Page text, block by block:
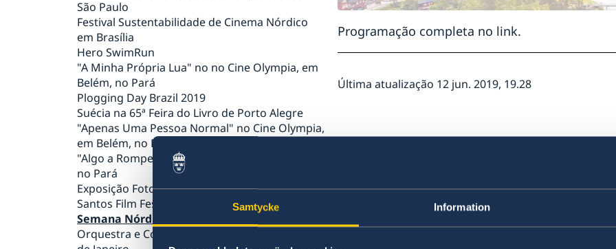
Samtycke Information
Suécia aumenta sua contribuição para a ação
climática nos países em desenvolvimento
Discurso do Primeiro Ministro Stefan Löfven na
Reunião de Alto Nível em Pequim+25
Discurso do Primeiro Ministro Stefan Löfven no
Debate Geral da 75ª Sessão da Assembleia
Geral da Organização das Nações Unidas
Amigos em Defesa da Democracia
O trabalho da Suécia por uma recuperação
verde da crise provocada pela pandemia de
COVID-19
Embaixada da Suécia lança edição da
quarentena do concurso Pais Presentes
Estratégia da Suécia em resposta à pandemia
de COVID-19
COVID-19: Discurso de Sua Majestade o Rei à
São Paulo
Festival Sustentabilidade de Cinema Nórdico
em Brasília
Hero SwimRun
"A Minha Própria Lua" no no Cine Olympia, em
Belém, no Pará
Plogging Day Brazil 2019
Suécia na 65ª Feira do Livro de Porto Alegre
"Apenas Uma Pessoa Normal" no Cine Olympia,
em Belém, no Pará
"Algo a Romper" no Cine Olympia, em Belém,
no Pará
Exposição Fotográfica Pais Presentes
Santos Film Festival
Semana Nórdica de Marília
Orquestra e Coro Acadêmico de Malmö no Rio
Programação completa no link.
Última atualização 12 jun. 2019, 19.28